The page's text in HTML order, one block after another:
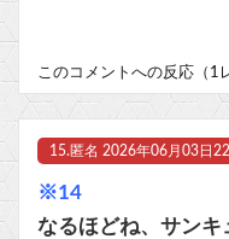
このコメントへの反応（1
15. 匿名 2026年06月03日
※14
なるほどね、サンキ